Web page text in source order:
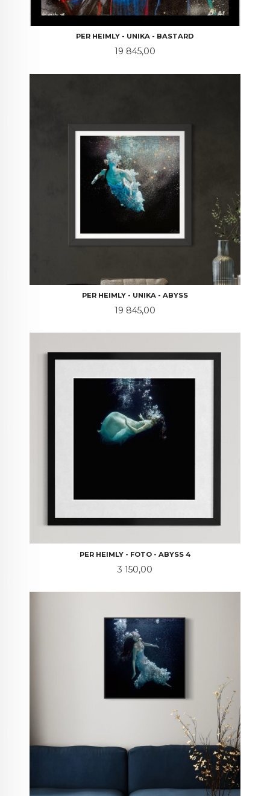
PER HEIMLY - UNIKA - BASTARD
Pris
19 845,00
PER HEIMLY - UNIKA - ABYSS
Pris
19 845,00
PER HEIMLY - FOTO - ABYSS 4
Pris
3 150,00